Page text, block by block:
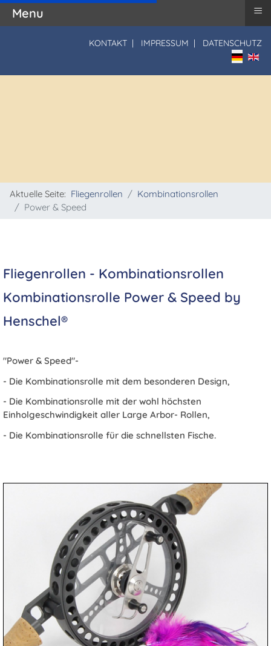
KONTAKT | IMPRESSUM | DATENSCHUTZ
Sprache
Aktuelle Seite: Fliegenrollen
Kombinationsrollen
Power & Speed
Fliegenrollen - Kombinationsrollen
Kombinationsrolle Power & Speed by
Henschel®
"Power & Speed"-
- Die Kombinationsrolle mit dem besonderen Design,
- Die Kombinationsrolle mit der wohl höchsten
Einholgeschwindigkeit aller Large Arbor- Rollen,
- Die Kombinationsrolle für die schnellsten Fische.
Menu ≡